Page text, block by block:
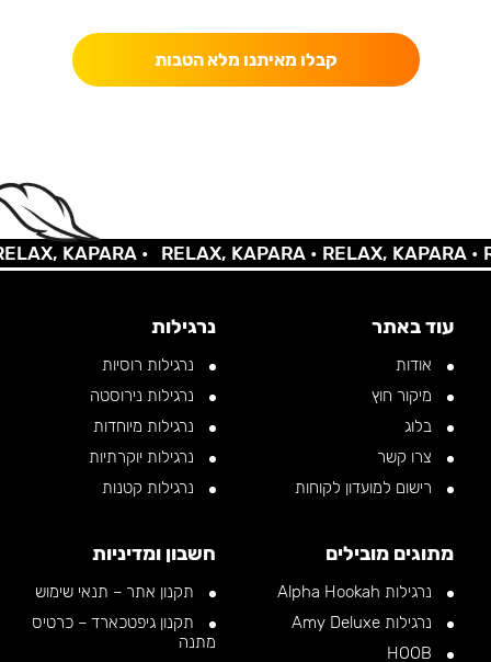
קבלו מאיתנו מלא הטבות
KAPARA • RELAX, KAPARA •RELAX, KAPARA •
עוד באתר
אודות
מיקור חוץ
בלוג
צרו קשר
רישום למועדון לקוחות
נרגילות
נרגילות רוסיות
נרגילות נירוסטה
נרגילות מיוחדות
נרגילות יוקרתיות
נרגילות קטנות
מתוגים מובילים
נרגילות Alpha Hookah
נרגילות Amy Deluxe
חשבון ומדיניות
תקנון אתר – תנאי שימוש
תקנון גיפטכארד – כרטיס
מתנה